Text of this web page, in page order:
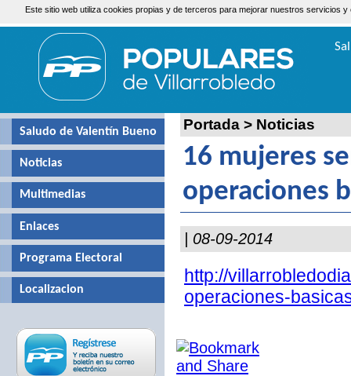
Este sitio web utiliza cookies propias y de terceros para mejorar nuestros servicios
Portada > Noticias
16 mujeres
operaciones
| 08-09-2014
http://
operaciones-
Saludo de Valentín Bueno
Noticias
Multimedias
Enlaces
Programa Electoral
Localizacion
Sábado, 8 de Agosto de 2026